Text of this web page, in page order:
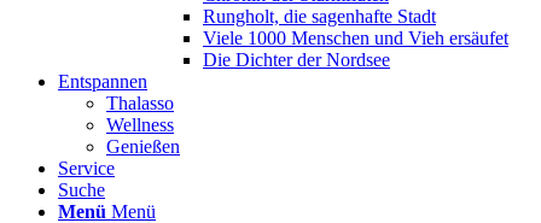
Rungholt, die sagenhafte Stadt
Viele 1000 Menschen und Vieh ersäufet
Die Dichter der Nordsee
Entspannen
Thalasso
Wellness
Genießen
Service
Suche
Menü Menü